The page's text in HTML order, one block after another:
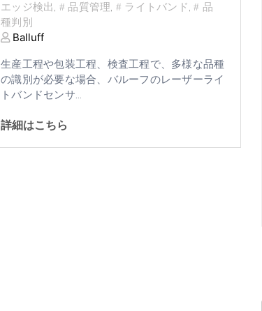
エッジ検出, 品質管理, ライトバンド,
品
種判別
Balluff
生産工程や包装工程、検査工程で、多様な品種
の識別が必要な場合、バルーフのレーザーライ
トバンドセンサ...
詳細はこちら